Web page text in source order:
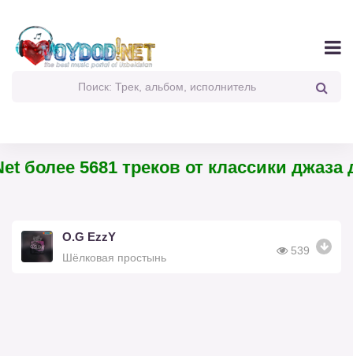
более 5681 треков от классики джаза
O.G EzzY
Шёлковая простынь
539